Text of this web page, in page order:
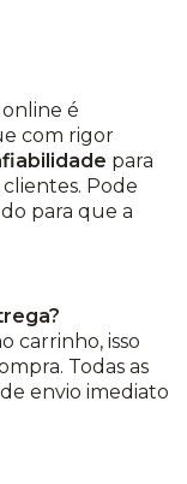
é
com rigor
para
Pode
para que a
carrinho, isso
Todas as
envio imediato